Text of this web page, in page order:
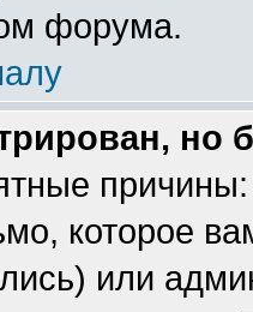
форума.
но
которое
или